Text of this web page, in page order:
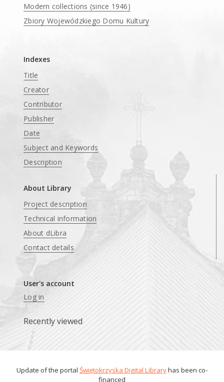
Modern collections (since 1946)
Zbiory Wojewódzkiego Domu Kultury
Indexes
Title
Creator
Contributor
Publisher
Date
Subject and Keywords
Description
About Library
Project description
Technical information
About dLibra
Contact details
User's account
Log in
Recently viewed
Update of the portal Świętokrzyska Digital Libraryhas been co-
financed